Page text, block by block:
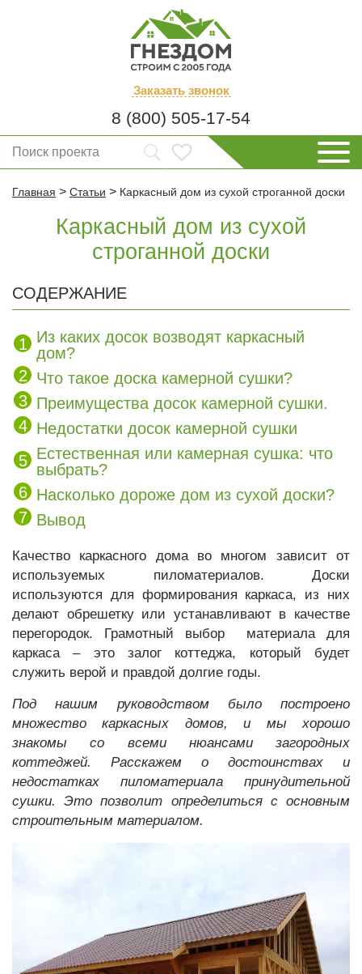
Заказать звонок
8 (800) 505-17-54
Главная > Статьи > Каркасный дом из сухой строганной доски
Каркасный дом из сухой
строганной доски
СОДЕРЖАНИЕ
Из каких досок возводят каркасный
дом?
Что такое доска камерной сушки?
Преимущества досок камерной сушки.
Недостатки досок камерной сушки
Естественная или камерная сушка: что
выбрать?
Насколько дороже дом из сухой доски?
Вывод
Качество каркасного дома во многом зависит от
используемых пиломатериалов. Доски
используются для формирования каркаса, из них
делают обрешетку или устанавливают в качестве
перегородок. Грамотный выбор материала для
каркаса – это залог коттеджа, который будет
служить верой и правдой долгие годы.
Под нашим руководством было построено
множество каркасных домов, и мы хорошо
знакомы со всеми нюансами загородных
коттеджей. Расскажем о достоинствах и
недостатках пиломатериала принудительной
сушки. Это позволит определиться с основным
строительным материалом.